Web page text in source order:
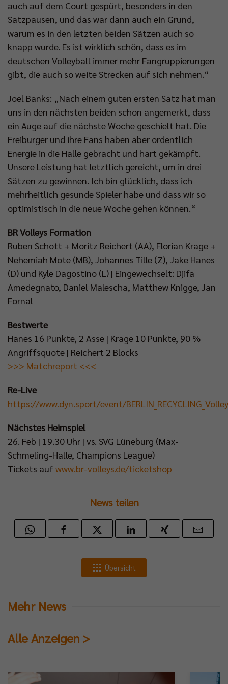
auch auf dem Court gespürt, besonders in den
Satzpausen, und das war dann auch ein Grund,
warum es in den letzten beiden Sätzen auch so
knapp wurde. Es ist wirklich schön, dass es im
deutschen Volleyball immer mehr Fangruppierungen
gibt, die auch so weite Strecken auf sich nehmen.“
Joel Banks: „Nach einem guten ersten Satz hat man
uns in den nächsten beiden schon angemerkt, dass
ein Auge auf die nächste Woche geschielt hat. Die
Freiburger und ihre Fans haben aber ordentlich
Energie in die Halle gebracht und hart gekämpft.
Unsere Leistung hat letztlich gereicht, um in drei
Sätzen zu gewinnen. Ich bin glücklich, dass ich
mehrheitlich gesunde Spieler habe und dass wir so
optimistisch in die neue Woche gehen können.“
BR Volleys Formation
Ruben Schott + Moritz Reichert (AA), Florian Krage +
Nehemiah Mote (MB), Johannes Tille (Z), Jake Hanes
(D) und Kyle Dagostino (L) | Eingewechselt: Djifa
Amedegnato, Daniel Malescha, Matthew Knigge, Jan
Fornal
Bestwerte
Hanes 16 Punkte, 2 Asse | Krage 10 Punkte, 90 %
Angriffsquote | Reichert 2 Blocks
>>> Matchreport <<<
Re-Live
https://www.dyn.sport/event/
Nächstes Heimspiel
26. Feb | 19.30 Uhr | vs. SVG Lüneburg (Max-
Schmeling-Halle, Champions League)
Tickets auf www.br-volleys.de/ticketshop
News teilen
Übersicht
Mehr News
Alle Anzeigen >